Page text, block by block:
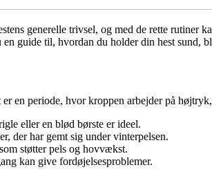
generelle trivsel, og med de rette rutiner
guide til, hvordan du holder din hest sund,
en periode, hvor kroppen arbejder på
eller en blød børste er ideel.
der har gemt sig under vinterpelsen.
støtter pels og hovvækst.
kan give fordøjelsesproblemer.